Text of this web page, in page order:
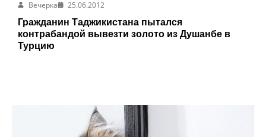
Вечерка
25.06.2012
Гражданин Таджикистана пытался
контрабандой вывезти золото из Душанбе в
Турцию